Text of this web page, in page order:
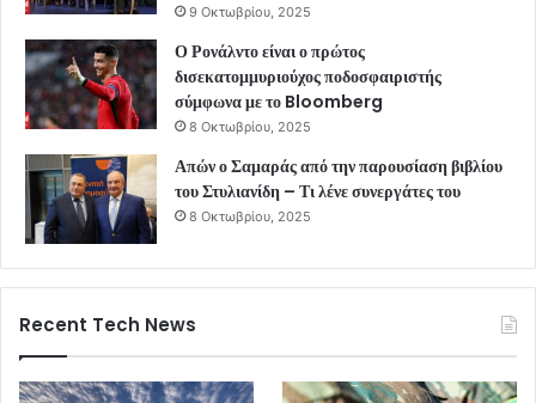
9 Οκτωβρίου, 2025
Ο Ρονάλντο είναι ο πρώτος
δισεκατομμυριούχος ποδοσφαιριστής
σύμφωνα με το Bloomberg
8 Οκτωβρίου, 2025
Απών ο Σαμαράς από την παρουσίαση βιβλίου
του Στυλιανίδη – Τι λένε συνεργάτες του
8 Οκτωβρίου, 2025
Recent Tech News